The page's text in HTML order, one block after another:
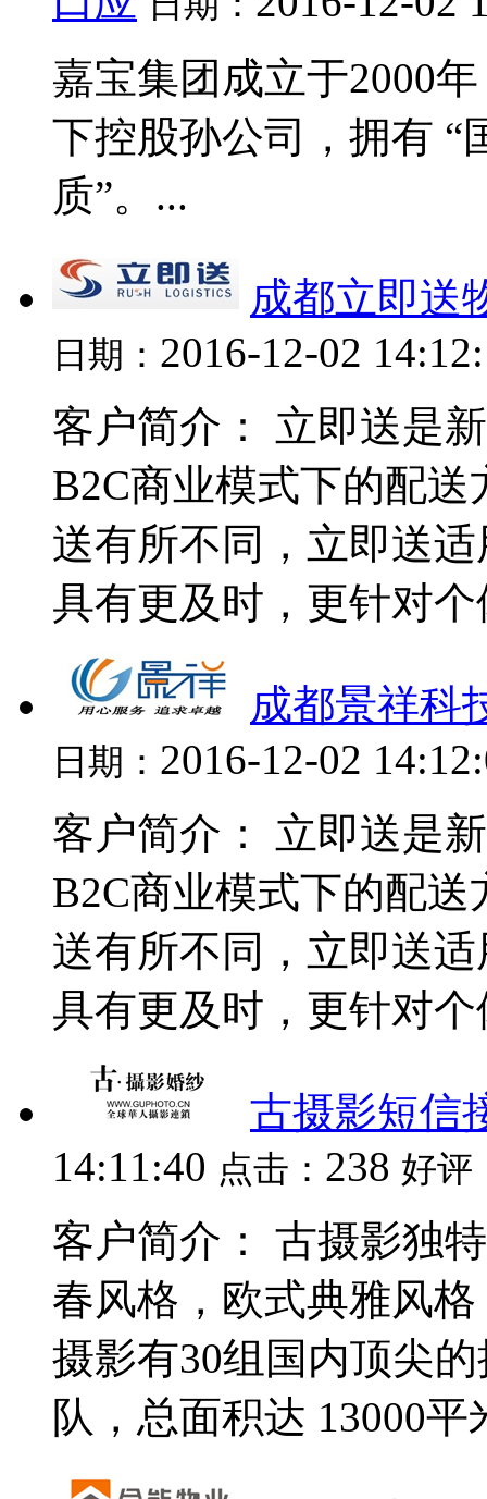
嘉宝集团成立于2000
下控股孙公司，拥有 “
质”。...
成都立即送
日期： 2016-12-02
客户简介： 立即送是
B2C商业模式下的配
送有所不同，立即送
具有更及时，更针对
成都景祥科
日期： 2016-12-02
客户简介： 立即送是
B2C商业模式下的配
送有所不同，立即送
具有更及时，更针对
古摄影短信
14:11:40 点击： 238 好评
客户简介： 古摄影独
春风格，欧式典雅风
摄影有30组国内顶尖
队，总面积达 13000平